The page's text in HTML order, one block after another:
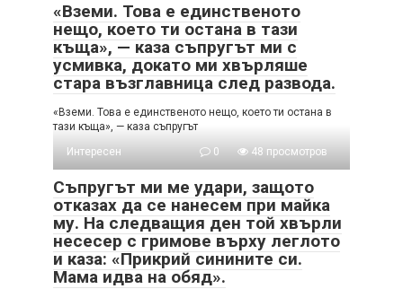
«Вземи. Това е единственото
нещо, което ти остана в тази
къща», — каза съпругът ми с
усмивка, докато ми хвърляше
стара възглавница след развода.
«Вземи. Това е единственото нещо, което ти остана в
тази къща», — каза съпругът
Интересен
0 48 просмотров
Съпругът ми ме удари, защото
отказах да се нанесем при майка
му. На следващия ден той хвърли
несесер с гримове върху леглото
и каза: «Прикрий синините си.
Мама идва на обяд».